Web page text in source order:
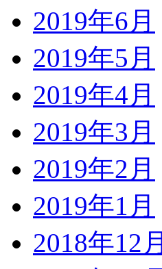
2019年6月
2019年5月
2019年4月
2019年3月
2019年2月
2019年1月
2018年12月